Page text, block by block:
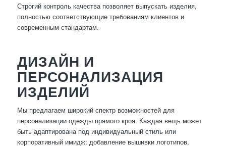
Строгий контроль качества позволяет выпускать изделия,
полностью соответствующие требованиям клиентов и
современным стандартам.
ДИЗАЙН И
ПЕРСОНАЛИЗАЦИЯ
ИЗДЕЛИЙ
Мы предлагаем широкий спектр возможностей для
персонализации одежды прямого кроя. Каждая вещь может
быть адаптирована под индивидуальный стиль или
корпоративный имидж: добавление вышивки логотипов,